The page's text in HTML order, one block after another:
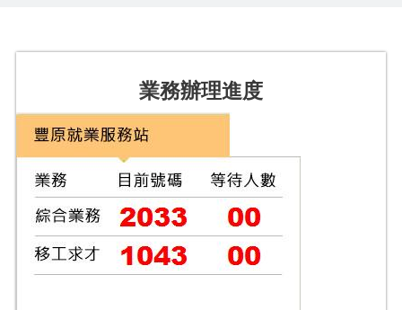
業務辦理進度